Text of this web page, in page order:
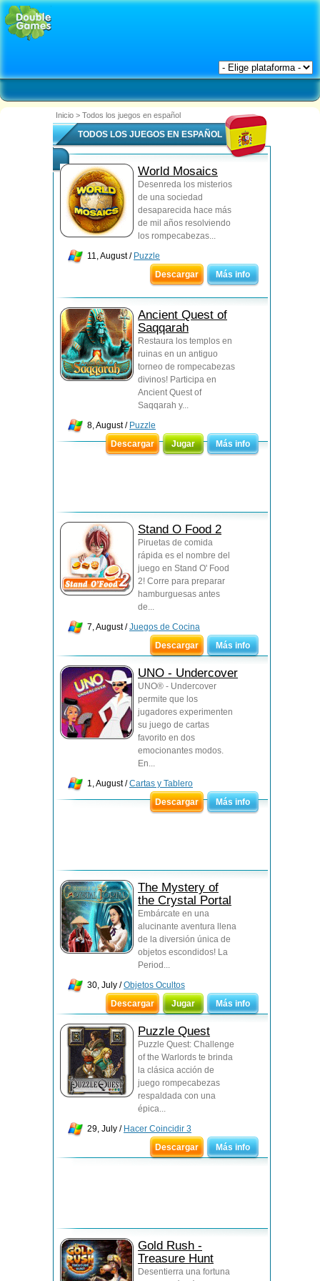
Inicio > Todos los juegos en español
TODOS LOS JUEGOS EN ESPAÑOL
World Mosaics
Desenreda los misterios
de una sociedad
desaparecida hace más
de mil años resolviendo
los rompecabezas...
11, August / Puzzle
Descargar
Más info
Ancient Quest of
Saqqarah
Restaura los templos en
ruinas en un antiguo
torneo de rompecabezas
divinos! Participa en
Ancient Quest of
Saqqarah y...
8, August / Puzzle
Descargar
Jugar Más info
Stand O Food 2
Piruetas de comida
rápida es el nombre del
juego en Stand O' Food
2! Corre para preparar
hamburguesas antes
de...
7, August /Juegos de Cocina
Descargar
Más info
UNO - Undercover
UNO® - Undercover
permite que los
jugadores experimenten
su juego de cartas
favorito en dos
emocionantes modos.
En...
1, August /Cartas y Tablero
Descargar
Más info
The Mystery of
the Crystal Portal
Embárcate en una
alucinante aventura llena
de la diversión única de
objetos escondidos! La
Period...
30, July /Objetos Ocultos
Descargar
Jugar Más info
Puzzle Quest
Puzzle Quest: Challenge
of the Warlords te brinda
la clásica acción de
juego rompecabezas
respaldada con una
épica...
29, July / Hacer Coincidir 3
Descargar
Más info
Gold Rush -
Treasure Hunt
Desentierra una fortuna